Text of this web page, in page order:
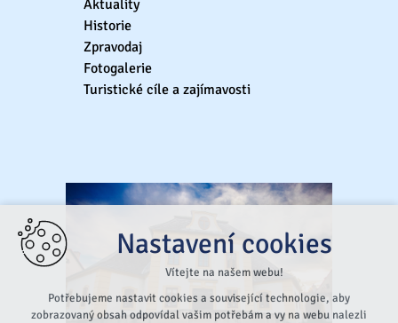
Aktuality
Historie
Zpravodaj
Fotogalerie
Turistické cíle a zajímavosti
Nastavení cookies
Vítejte na našem webu!
Potřebujeme nastavit cookies a související technologie, aby
zobrazovaný obsah odpovídal vašim potřebám a vy na webu nalezli